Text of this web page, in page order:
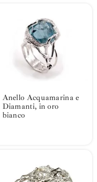
Anello Acquamarina e
Diamanti, in oro
bianco